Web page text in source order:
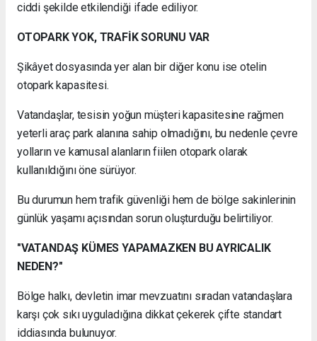
ciddi şekilde etkilendiği ifade ediliyor.
OTOPARK YOK, TRAFİK SORUNU VAR
Şikâyet dosyasında yer alan bir diğer konu ise otelin
otopark kapasitesi.
Vatandaşlar, tesisin yoğun müşteri kapasitesine rağmen
yeterli araç park alanına sahip olmadığını, bu nedenle çevre
yolların ve kamusal alanların fiilen otopark olarak
kullanıldığını öne sürüyor.
Bu durumun hem trafik güvenliği hem de bölge sakinlerinin
günlük yaşamı açısından sorun oluşturduğu belirtiliyor.
"VATANDAŞ KÜMES YAPAMAZKEN BU AYRICALIK
NEDEN?"
Bölge halkı, devletin imar mevzuatını sıradan vatandaşlara
karşı çok sıkı uyguladığına dikkat çekerek çifte standart
iddiasında bulunuyor.